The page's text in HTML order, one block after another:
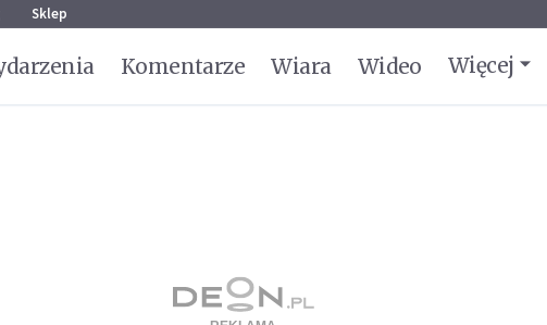
Sklep
Komentarze Wiara Wideo Więcej